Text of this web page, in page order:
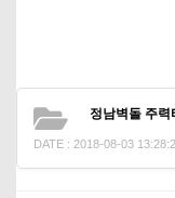
정남벽돌 주
DATE : 2018-08-03